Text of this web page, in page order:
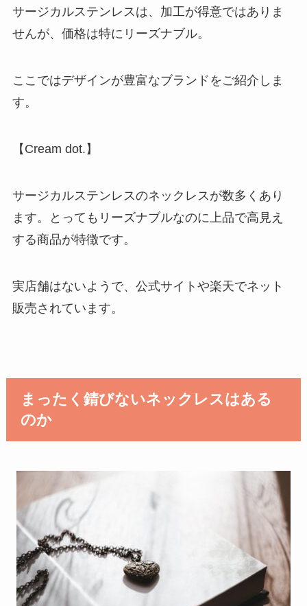
サージカルステンレスは、加工が得意ではありま
せんが、価格は特にリーズナブル。
ここではデザインが豊富なブランドをご紹介しま
す。
【 Cream dot. 】
サージカルステンレスのネックレスが数多くあり
ます。とってもリーズナブルなのに上品で高見え
する商品が特徴です。
実店舗はないようで、公式サイトや楽天でネット
販売されています。
まったく錆びないネックレスはある
のか